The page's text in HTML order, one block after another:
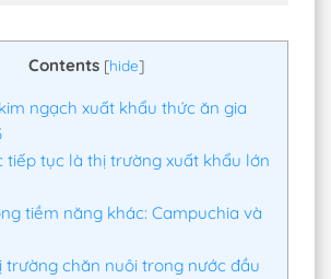
Contents [hide]
ngạch xuất khẩu thức ăn gia
tiếp tục là thị trường xuất khẩu lớn
tiềm năng khác: Campuchia và
trường chăn nuôi trong nước đầu